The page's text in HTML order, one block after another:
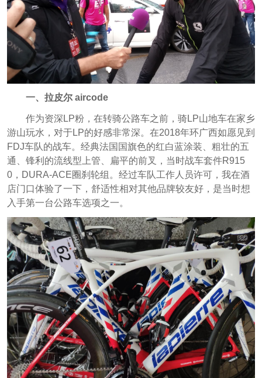
一、拉皮尔 aircode
作为资深LP粉，在转骑公路车之前，骑LP山地车在家乡
游山玩水，对于LP的好感非常深。在2018年环广西如愿见到
FDJ车队的战车。经典法国国旗色的红白蓝涂装、粗壮的五
通、锋利的流线型上管、扁平的前叉，当时战车套件R915
0，DURA-ACE圈刹轮组。经过车队工作人员许可，我在酒
店门口体验了一下，舒适性相对其他品牌较友好，是当时想
入手第一台公路车选项之一。